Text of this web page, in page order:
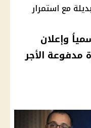
مع استمرار
يونيو رسمياُ وإعلان
مدفوعة الأجر